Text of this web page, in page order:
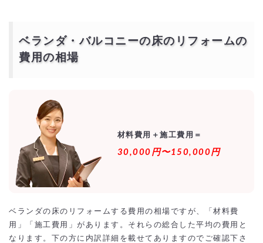
相見積もりとは？
一括見積もり無料サービスで安くベランダの床の張替えをできる優良業
者を探す！
より安価で依頼するには？
ベランダ・バルコニーの床のリフォームの
費用の相場
材料費用＋施工費用＝
30,000円〜150,000円
ベランダの床のリフォームする費用の相場ですが、「材料費
用」「施工費用」があります。それらの総合した平均の費用と
なります。下の方に内訳詳細を載せてありますのでご確認下さ